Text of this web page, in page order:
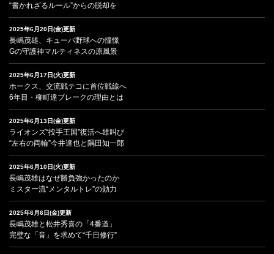
“書かれざるルール”からの脱却を
2025年6月20日(金)更新
長嶋茂雄、キューバ野球への憧憬
Gの守護神マルティネスの原風景
2025年6月17日(火)更新
ホークス、交流戦テコに首位戦線へ
6年目・柳町達ブレークの理由とは
2025年6月13日(金)更新
ライオンズ“投手王国”復活へ雄叫び
“左右の両輪”今井達也と隅田知一郎
2025年6月10日(火)更新
長嶋茂雄はなぜ勝負強かったのか
ミスター流“メンタルトレ”の効力
2025年6月6日(金)更新
長嶋茂雄と松井秀喜の「4番道」
完璧な「音」を求めて“千日修行”